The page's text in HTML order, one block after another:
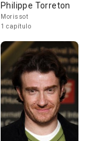
Philippe Torreton
Morissot
1 capítulo